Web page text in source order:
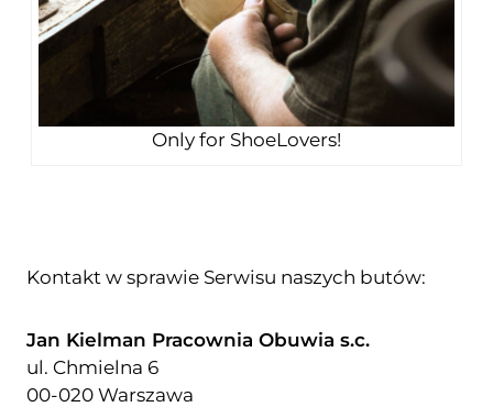
Only for ShoeLovers!
Kontakt w sprawie Serwisu naszych butów:
Jan Kielman Pracownia Obuwia s.c.
ul. Chmielna 6
00-020 Warszawa